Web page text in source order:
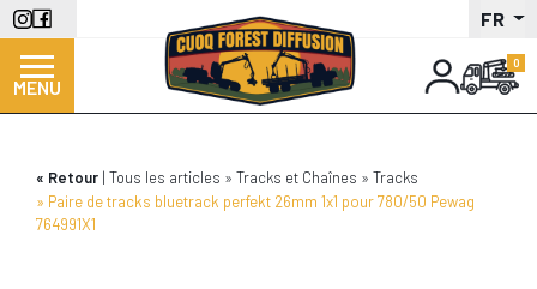
Aller
au
contenu
principal
FR
MENU
Retour Tous les articles Tracks et Chaînes
Tracks
Paire de tracks bluetrack perfekt 26mm 1x1 pour 780/50 Pewag
764991X1